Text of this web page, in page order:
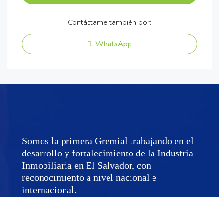
Contáctame también por:
WhatsApp
Somos la primera Gremial trabajando en el
desarrollo y fortalecimiento de la Industria
Inmobiliaria en El Salvador, con
reconocimiento a nivel nacional e
internacional.